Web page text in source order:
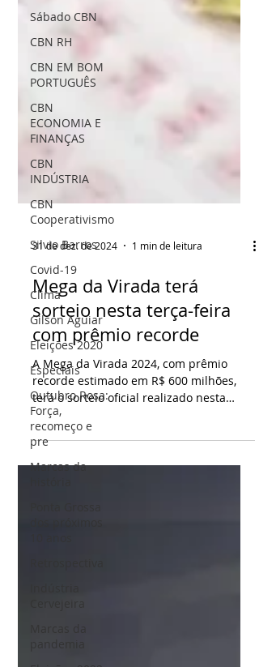
Sábado CBN
CBN RH
CBN EM BOM
PORTUGUÊS
CBN
ECONOMIA E
FINANÇAS
CBN
INDÚSTRIA
CBN
Cooperativismo
Silvio Barros
Covid-19
Clima
Gilson Aguiar
Eleições 2020
Especiais
Outubro Rosa:
Força,
recomeço e
pre
Marcas da
pandemia
31 de dez. de 2024 1 min de leitura
Mega da Virada terá
sorteio nesta terça-feira
com prêmio recorde
A Mega da Virada 2024, com prêmio
recorde estimado em R$ 600 milhões,
terá o sorteio oficial realizado nesta
terça-feira (31) às 20h. As...